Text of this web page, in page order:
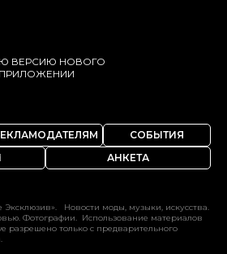
ВЕРСИЮ НОВОГО
СОБЫТИЯ
АНКЕТА
Новости моды, музыки, искусства.
Фотографии. Использование материалов
только с предварительного